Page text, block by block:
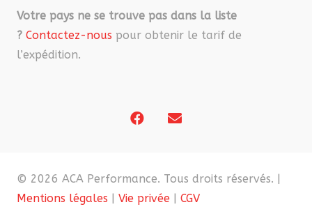
Votre pays ne se trouve pas dans la liste
? Contactez-nous pour obtenir le tarif de
l’expédition.
© 2026 ACA Performance. Tous droits réservés. |
Mentions légales | Vie privée | CGV